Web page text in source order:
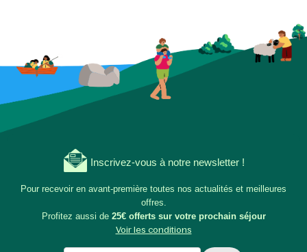
Inscrivez-vous à notre newsletter !
Pour recevoir en avant-première toutes nos actualités et meilleures
offres.
Profitez aussi de 25€ offerts sur votre prochain séjour
Voir les conditions